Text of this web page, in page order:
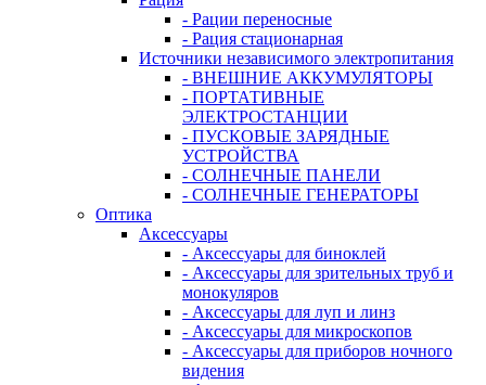
- Рации переносные
- Рация стационарная
Источники независимого электропитания
- ВНЕШНИЕ АККУМУЛЯТОРЫ
- ПОРТАТИВНЫЕ
ЭЛЕКТРОСТАНЦИИ
- ПУСКОВЫЕ ЗАРЯДНЫЕ
УСТРОЙСТВА
- СОЛНЕЧНЫЕ ПАНЕЛИ
- СОЛНЕЧНЫЕ ГЕНЕРАТОРЫ
Оптика
Аксессуары
- Аксессуары для биноклей
- Аксессуары для зрительных труб и
монокуляров
- Аксессуары для луп и линз
- Аксессуары для микроскопов
- Аксессуары для приборов ночного
видения